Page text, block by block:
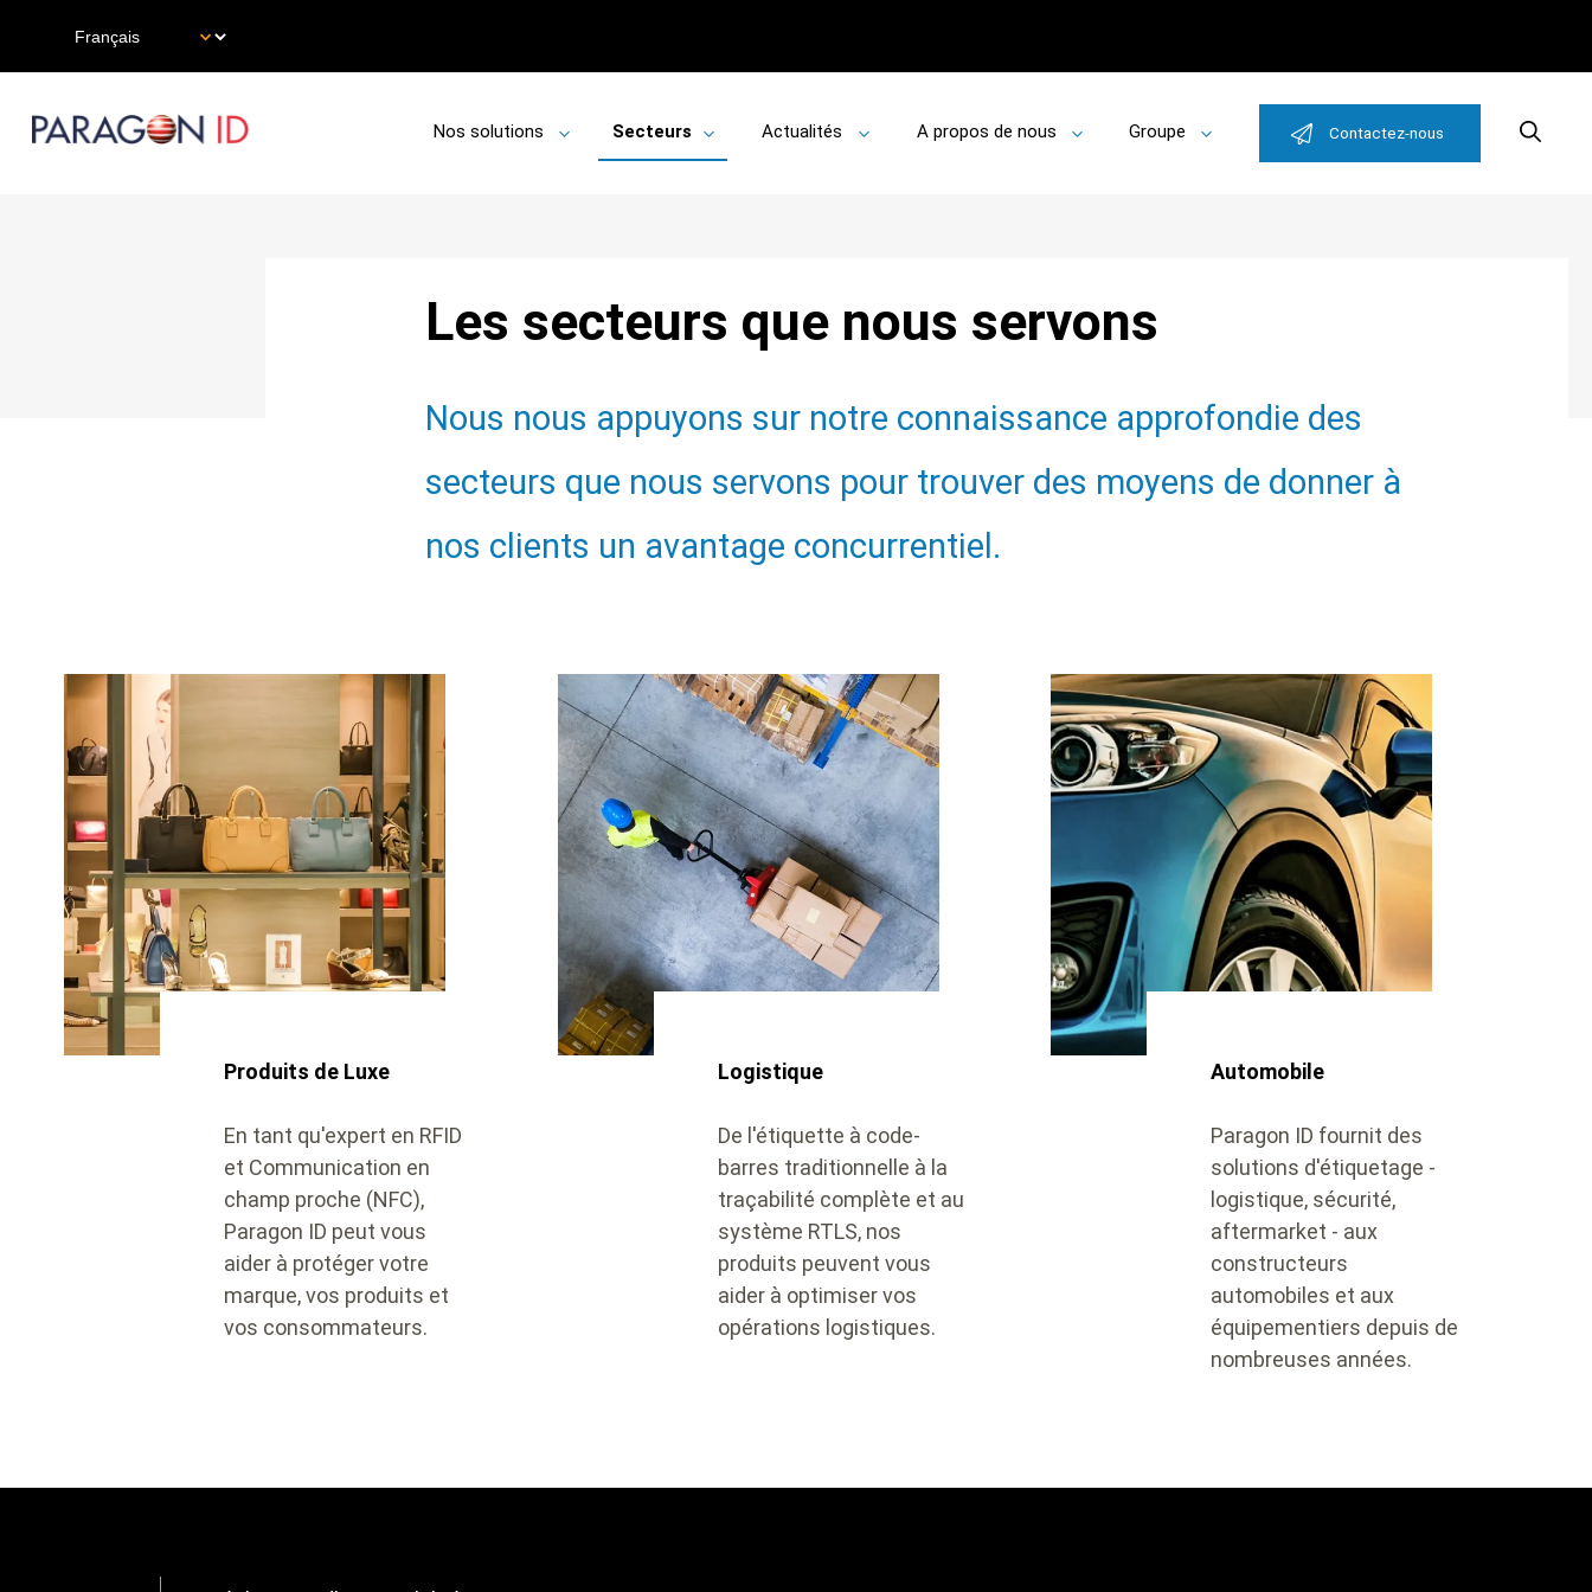
contenu
principal
Select
your
Nos solutions
submenu
Secteurs
submenu
Actualités A propos de nous Groupe
submenu
Contactez-nous Search
Les secteurs que nous servons
Nous nous appuyons sur notre connaissance approfondie des
secteurs que nous servons pour trouver des moyens de donner à
nos clients un avantage concurrentiel.
Produits de Luxe
En tant qu'expert en RFID
et Communication en
champ proche (NFC),
Paragon ID peut vous
aider à protéger votre
marque, vos produits et
vos consommateurs.
Logistique
De l'étiquette à code-
barres traditionnelle à la
traçabilité complète et au
système RTLS, nos
produits peuvent vous
aider à optimiser vos
opérations logistiques.
Automobile
Paragon ID fournit des
solutions d'étiquetage -
logistique, sécurité,
aftermarket - aux
constructeurs
automobiles et aux
équipementiers depuis de
nombreuses années.